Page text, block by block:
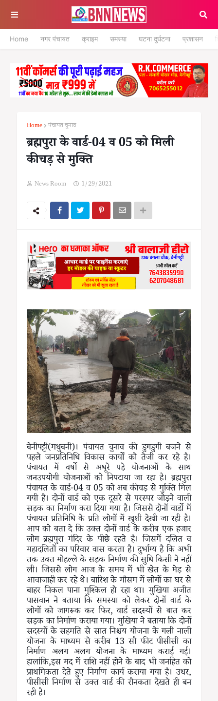
Home नगर पंचायत क्राइम समस्या घटना दुर्घटना प्रशासन
Home पंचायत चुनाव
ब्रह्मपुरा के वार्ड-04 व 05 को मिली
कीचड़ से मुक्ति
News Room 1/29/2021
बेनीपट्टी(मधुबनी)। पंचायत चुनाव की डुगडुगी बजने से
पहले जनप्रतिनिधि विकास कार्यों को तेजी कर रहे है।
पंचायत में वर्षो से अधूरे पड़े योजनाओं के साथ
जनउपयोगी योजनाओं को निपटाया जा रहा है। ब्रह्मपुरा
पंचायत के वार्ड-04 व 05 को अब कीचड़ से मुक्ति मिल
गयी है। दोनों वार्ड को एक दूसरे से परस्पर जोड़ने वाली
सड़क का निर्माण करा दिया गया है। जिससे दोनों वार्डो में
पंचायत प्रतिनिधि के प्रति लोगों में खुशी देखी जा रही है।
आप को बता दे कि उक्त दोनों वार्ड के करीब एक हजार
लोग ब्रह्मपुरा मंदिर के पीछे रहते है। जिसमें दलित व
महादलितों का परिवार वास करता है। दुर्भाग्य है कि अभी
तक उक्त मोहल्ले के सड़क निर्माण की सुधि किसी ने नहीं
ली। जिससे लोग आज के समय में भी खेत के मेड़ से
आवाजाही कर रहे थे। बारिश के मौसम में लोगों का घर से
बाहर निकल पाना मुश्किल हो रहा था। मुखिया अजीत
पासवान ने बताया कि समस्या को लेकर दोनों वार्ड के
लोगों को जागरूक कर फिर, वार्ड सदस्यों से बात कर
सड़क का निर्माण कराया गया। मुखिया ने बताया कि दोनों
सदस्यों के सहमति से सात निश्चय योजना के गली नाली
योजना के माध्यम से करीब 13 सौ फीट पीसीसी का
निर्माण अलग अलग योजना के माध्यम कराई गई।
हालांकि,इस मद में राशि नहीं होने के बाद भी जनहित को
प्राथमिकता देते हुए निर्माण कार्य कराया गया है। उधर,
पीसीसी निर्माण से उक्त वार्ड की रौनकता देखते ही बन
रही है।